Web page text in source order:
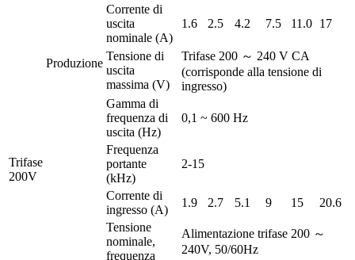
Trifase
200V
Produzione
Corrente di
uscita
nominale (A)
1.6 2.5 4.2 7.5 11.0 17
Tensione di
uscita
massima (V)
Trifase 200 ～ 240 V CA
(corrisponde alla tensione di
ingresso)
Gamma di
frequenza di
uscita (Hz)
0,1 ~ 600 Hz
Frequenza
portante
(kHz)
2-15
Corrente di
ingresso (A)
1.9 2.7 5.1 9 15
20.6
Tensione
nominale,
frequenza
Alimentazione trifase 200 ～
240V, 50/60Hz